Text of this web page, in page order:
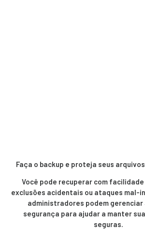
Faça o backup e proteja seus arquivos
Você pode recuperar com
exclusões acidentais ou ataques mal-
administradores podem gerenciar
segurança para ajudar a manter
seguras.